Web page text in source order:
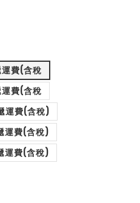
際快遞運費(含稅
際快遞運費(含稅
國際快遞運費(含稅)
國際快遞運費(含稅)
國際快遞運費(含稅)